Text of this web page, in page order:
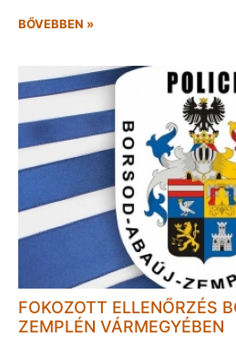
BŐVEBBEN »
FOKOZOTT ELLENŐRZÉS
ZEMPLÉN VÁRMEGYÉBEN